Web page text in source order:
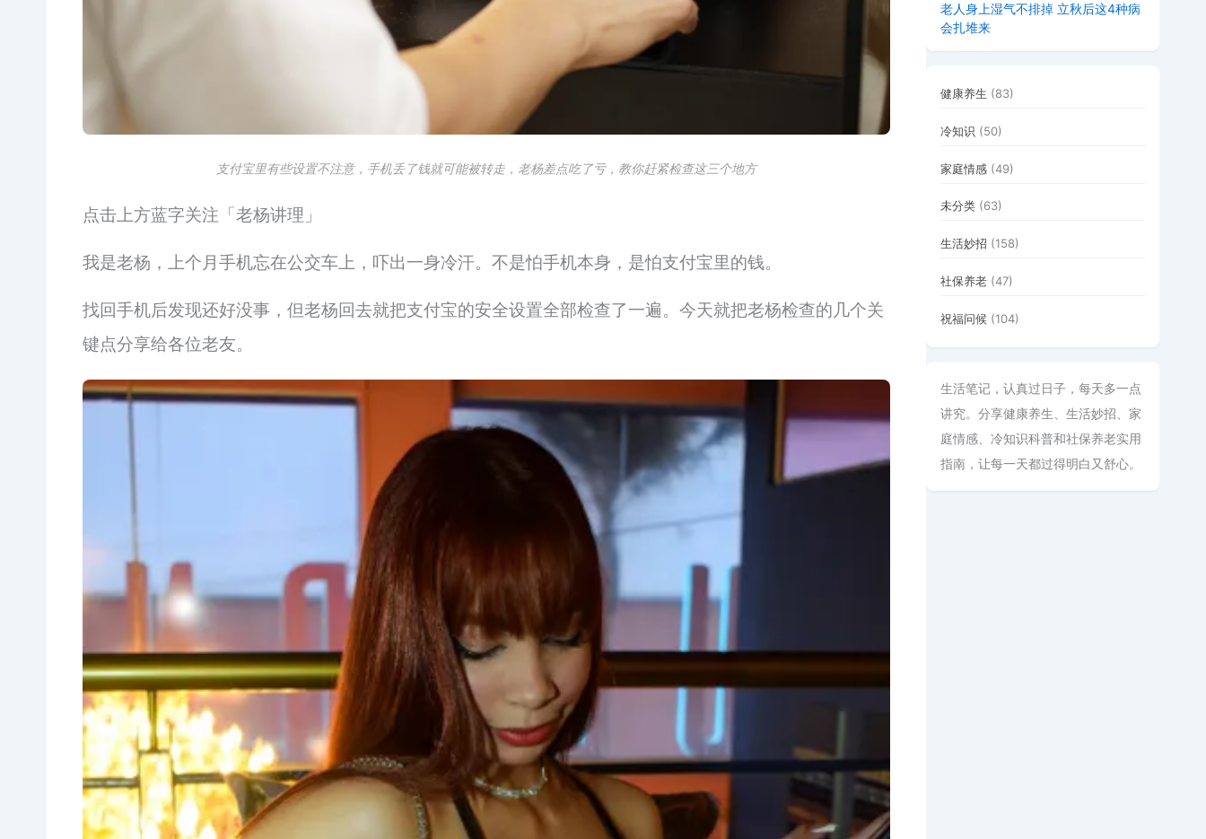
支付宝里有些设置不注意，手机丢了钱就可能被转走，老杨差点吃了亏，教你赶紧检查这三个地方
点击上方蓝字关注「老杨讲理」
我是老杨，上个月手机忘在公交车上，吓出一身冷汗。不是怕手机本身，是怕支付宝里的钱。
找回手机后发现还好没事，但老杨回去就把支付宝的安全设置全部检查了一遍。今天就把老杨检查的几个关
键点分享给各位老友。
老人身上湿气不排掉 立秋后这4种病
会扎堆来
健康养生 (83)
冷知识 (50)
家庭情感 (49)
未分类 (63)
生活妙招 (158)
社保养老 (47)
祝福问候 (104)
生活笔记，认真过日子，每天多一点
讲究。分享健康养生、生活妙招、家
庭情感、冷知识科普和社保养老实用
指南，让每一天都过得明白又舒心。